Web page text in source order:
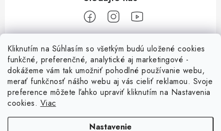
Kliknutím na Súhlasím so všetkým budú uložené cookies
funkčné, preferenčné, analytické aj marketingové -
dokážeme vám tak umožniť pohodlné používanie webu,
merať funkčnosť nášho webu aj vás cieliť reklamou. Svoje
preference môžete ľahko upraviť kliknutím na Nastavenia
cookies. Viac
Nastavenie
Informácie pre vás
O nás
Obchodné podmienky
Facebook